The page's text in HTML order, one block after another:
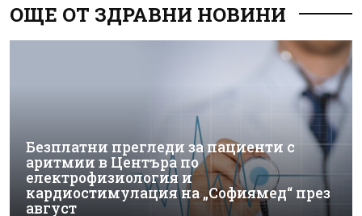
ОЩЕ ОТ ЗДРАВНИ НОВИНИ
Безплатни прегледи за пациенти с
аритмии в Центъра по
електрофизиология и
кардиостимулация на „Софиямед“ през
август